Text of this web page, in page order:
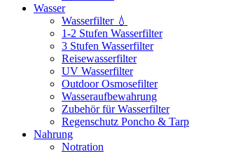
Wasser
Wasserfilter 💧
1-2 Stufen Wasserfilter
3 Stufen Wasserfilter
Reisewasserfilter
UV Wasserfilter
Outdoor Osmosefilter
Wasseraufbewahrung
Zubehör für Wasserfilter
Regenschutz Poncho & Tarp
Nahrung
Notration